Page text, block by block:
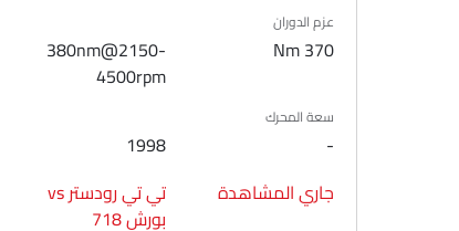
أقفال أمان للأطفال
وسادة هوائية للسائق
وسادة هوائية للركاب
أحزمة المقاعد الخلفية
أحزمة المقاعد الأمامية القابلة للتعديل في الارتفاع
تحذير حزام المقعد
مساعد المكابح
عزم الدوران
370 Nm
380nm@2150-
4500rpm
سعة المحرك
-
1998
جاري المشاهدة
تي تي رودستر vs
بورش 718